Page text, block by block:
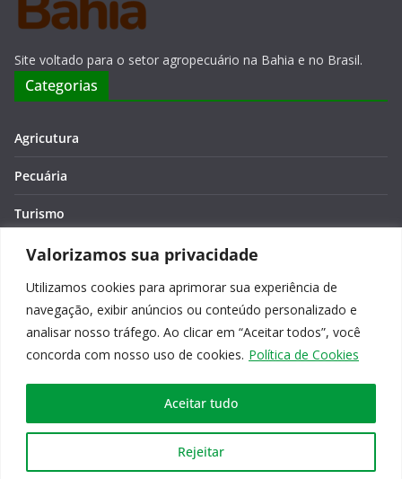
Valorizamos sua privacidade
Utilizamos cookies para aprimorar sua experiência de
navegação, exibir anúncios ou conteúdo personalizado e
analisar nosso tráfego. Ao clicar em “Aceitar todos”, você
concorda com nosso uso de cookies. Política de Cookies
Rejeitar
Aceitar tudo
Site voltado para o setor agropecuário na Bahia e no Brasil.
Categorias
Agricutura
Pecuária
Turismo
Economia
Meio Ambiente
Editora: Verônica Macêdo
Copyright © 2026Agro na Bahia. Todos os direitos reservados.
por ThemeGrill. Powered by